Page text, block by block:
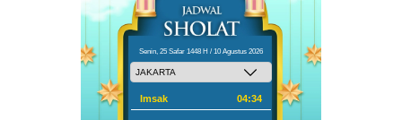
Senin, 25 Safar 1448 H / 10 Agustus 2026
Imsak 04:34